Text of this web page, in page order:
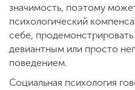
значимость, поэтому
психологический
себе,
девиантным или просто
поведением.
Социальная психология